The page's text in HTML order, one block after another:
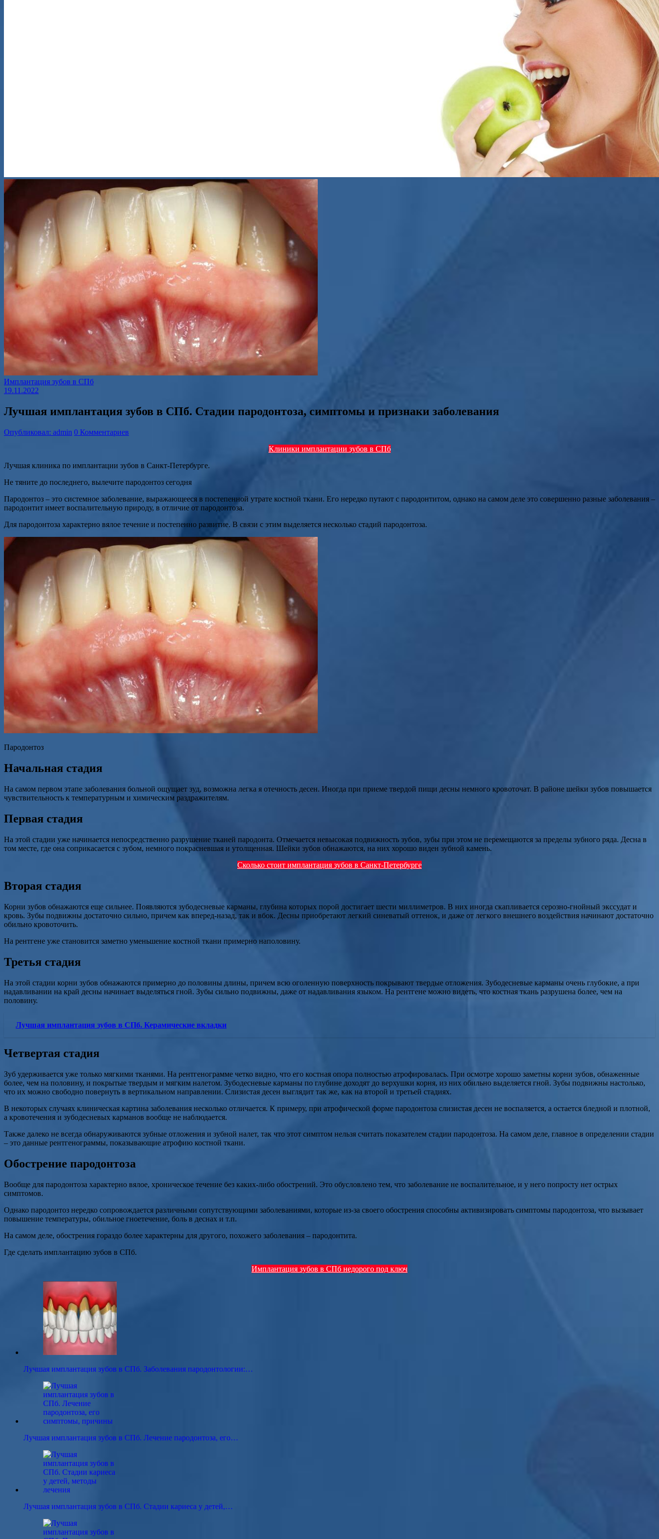
Имплантация зубов в СПб
19.11.2022
Лучшая имплантация зубов в СПб. Стадии пародонтоза, симптомы и признаки заболевания
Опубликовал: admin 0 Комментариев
Клиники имплантации зубов в СПб
Лучшая клиника по имплантации зубов в Санкт-Петербурге.
Не тяните до последнего, вылечите пародонтоз сегодня
Пародонтоз – это системное заболевание, выражающееся в постепенной утрате костной ткани. Его нередко путают с пародонтитом, однако на самом деле это совершенно разные заболевания –
пародонтит имеет воспалительную природу, в отличие от пародонтоза.
Для пародонтоза характерно вялое течение и постепенно развитие. В связи с этим выделяется несколько стадий пародонтоза.
Пародонтоз
Начальная стадия
На самом первом этапе заболевания больной ощущает зуд, возможна легка я отечность десен. Иногда при приеме твердой пищи десны немного кровоточат. В районе шейки зубов повышается
чувствительность к температурным и химическим раздражителям.
Первая стадия
На этой стадии уже начинается непосредственно разрушение тканей пародонта. Отмечается невысокая подвижность зубов, зубы при этом не перемещаются за пределы зубного ряда. Десна в
том месте, где она соприкасается с зубом, немного покрасневшая и утолщенная. Шейки зубов обнажаются, на них хорошо виден зубной камень.
Сколько стоит имплантация зубов в Санкт-Петербурге
Вторая стадия
Корни зубов обнажаются еще сильнее. Появляются зубодесневые карманы, глубина которых порой достигает шести миллиметров. В них иногда скапливается серозно-гнойный экссудат и
кровь. Зубы подвижны достаточно сильно, причем как вперед-назад, так и вбок. Десны приобретают легкий синеватый оттенок, и даже от легкого внешнего воздействия начинают достаточно
обильно кровоточить.
На рентгене уже становится заметно уменьшение костной ткани примерно наполовину.
Третья стадия
На этой стадии корни зубов обнажаются примерно до половины длины, причем всю оголенную поверхность покрывают твердые отложения. Зубодесневые карманы очень глубокие, а при
надавливании на край десны начинает выделяться гной. Зубы сильно подвижны, даже от надавливания языком. На рентгене можно видеть, что костная ткань разрушена более, чем на
половину.
Лучшая имплантация зубов в СПб. Керамические вкладки
Четвертая стадия
Зуб удерживается уже только мягкими тканями. На рентгенограмме четко видно, что его костная опора полностью атрофировалась. При осмотре хорошо заметны корни зубов, обнаженные
более, чем на половину, и покрытые твердым и мягким налетом. Зубодесневые карманы по глубине доходят до верхушки корня, из них обильно выделяется гной. Зубы подвижны настолько,
что их можно свободно повернуть в вертикальном направлении. Слизистая десен выглядит так же, как на второй и третьей стадиях.
В некоторых случаях клиническая картина заболевания несколько отличается. К примеру, при атрофической форме пародонтоза слизистая десен не воспаляется, а остается бледной и плотной,
а кровотечения и зубодесневых карманов вообще не наблюдается.
Также далеко не всегда обнаруживаются зубные отложения и зубной налет, так что этот симптом нельзя считать показателем стадии пародонтоза. На самом деле, главное в определении стадии
– это данные рентгенограммы, показывающие атрофию костной ткани.
Обострение пародонтоза
Вообще для пародонтоза характерно вялое, хроническое течение без каких-либо обострений. Это обусловлено тем, что заболевание не воспалительное, и у него попросту нет острых
симптомов.
Однако пародонтоз нередко сопровождается различными сопутствующими заболеваниями, которые из-за своего обострения способны активизировать симптомы пародонтоза, что вызывает
повышение температуры, обильное гноетечение, боль в деснах и т.п.
На самом деле, обострения гораздо более характерны для другого, похожего заболевания – пародонтита.
Где сделать имплантацию зубов в СПб.
Имплантация зубов в СПб недорого под ключ
Лучшая имплантация зубов в СПб. Заболевания пародонтологии:…
Лучшая имплантация зубов в СПб. Лечение пародонтоза, его…
Лучшая имплантация зубов в СПб. Стадии кариеса у детей,…